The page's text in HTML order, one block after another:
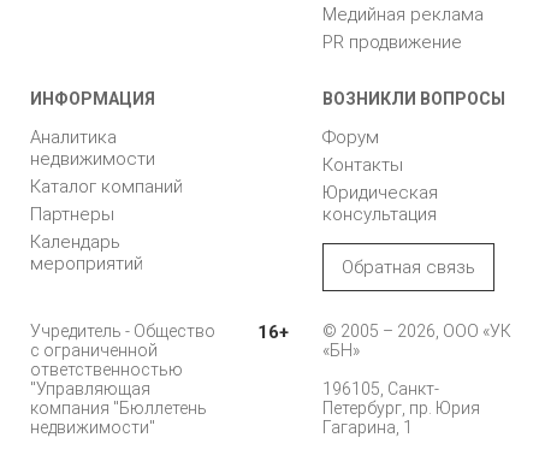
Медийная реклама
PR продвижение
ИНФОРМАЦИЯ
Аналитика
недвижимости
Каталог компаний
Партнеры
Календарь
мероприятий
ВОЗНИКЛИ ВОПРОСЫ
Форум
Контакты
Юридическая
консультация
Обратная связь
Учредитель - Общество
с ограниченной
ответственностью
"Управляющая
компания "Бюллетень
недвижимости"
16+
© 2005 – 2026, ООО «УК
«БН»
196105, Санкт-
Петербург, пр. Юрия
Гагарина, 1